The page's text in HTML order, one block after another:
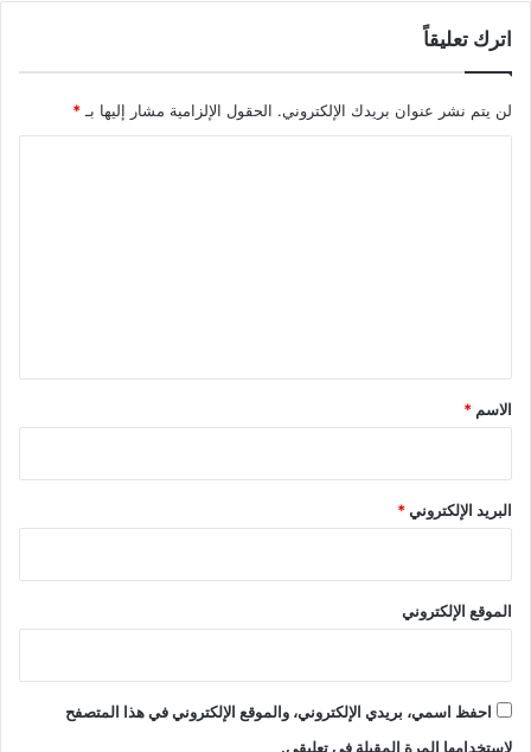
اترك تعليقاً
لن يتم نشر عنوان بريدك الإلكتروني. الحقول الإلزامية مشار إليها بـ *
*
الاسم *
البريد الإلكتروني*
الموقع الإلكتروني
احفظ اسمي، بريدي الإلكتروني، والموقع الإلكتروني في هذا المتصفح
لاستخدامها المرة المقبلة في تعليقي.